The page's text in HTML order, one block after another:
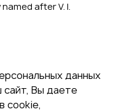
after V. I.
данных
Вы даете
cookie,